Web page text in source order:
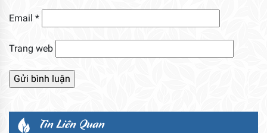
Email *
Trang web
Tin Liên Quan